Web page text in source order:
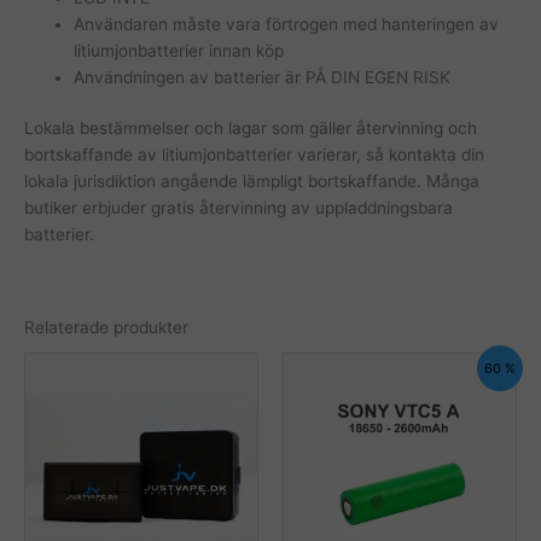
Användaren måste vara förtrogen med hanteringen av
litiumjonbatterier innan köp
Användningen av batterier är PÅ DIN EGEN RISK
Lokala bestämmelser och lagar som gäller återvinning och
bortskaffande av litiumjonbatterier varierar, så kontakta din
lokala jurisdiktion angående lämpligt bortskaffande. Många
butiker erbjuder gratis återvinning av uppladdningsbara
batterier.
Relaterade produkter
60 %